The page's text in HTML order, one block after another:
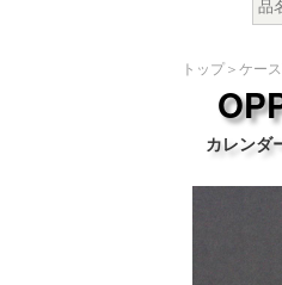
トップ＞ケー
カレンダ